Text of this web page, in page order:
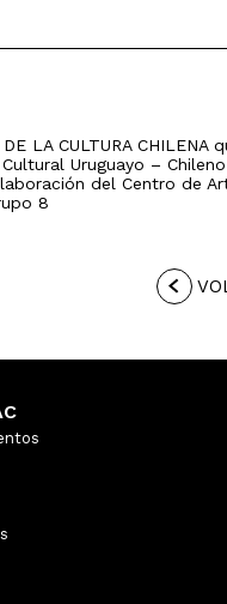
LA CULTURA CHILENA
Uruguayo –
del Centro de
8